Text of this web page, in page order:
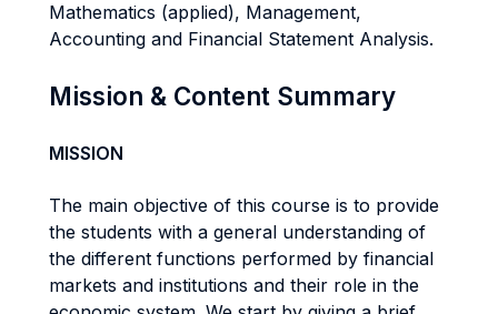
Mathematics (applied), Management,
Accounting and Financial Statement Analysis.
Mission & Content Summary
MISSION
The main objective of this course is to provide
the students with a general understanding of
the different functions performed by financial
markets and institutions and their role in the